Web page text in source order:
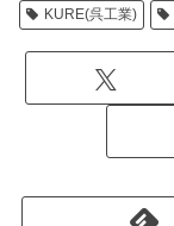
KURE(呉工業)